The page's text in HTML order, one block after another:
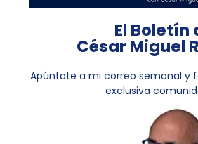
El Boletín
César Miguel
Apúntate a mi correo semanal y
exclusiva